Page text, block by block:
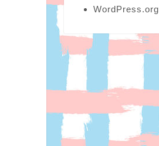
WordPress.org